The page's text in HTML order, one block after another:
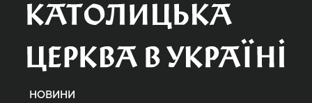
НОВИНИ